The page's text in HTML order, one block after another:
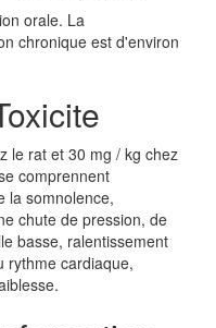
orale. La
chronique est d'environ
le rat et 30 mg / kg chez
comprennent
la somnolence,
chute de pression, de
basse, ralentissement
rythme cardiaque,